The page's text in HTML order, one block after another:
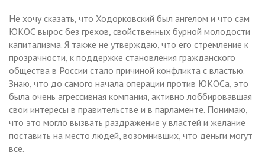
Не хочу сказать, что Ходорковский был ангелом и что сам
ЮКОС вырос без грехов, свойственных бурной молодости
капитализма. Я также не утверждаю, что его стремление к
прозрачности, к поддержке становления гражданского
общества в России стало причиной конфликта с властью.
Знаю, что до самого начала операции против ЮКОСа, это
была очень агрессивная компания, активно лоббировавшая
свои интересы в правительстве и в парламенте. Понимаю,
что это могло вызвать раздражение у властей и желание
поставить на место людей, возомнивших, что деньги могут
все.